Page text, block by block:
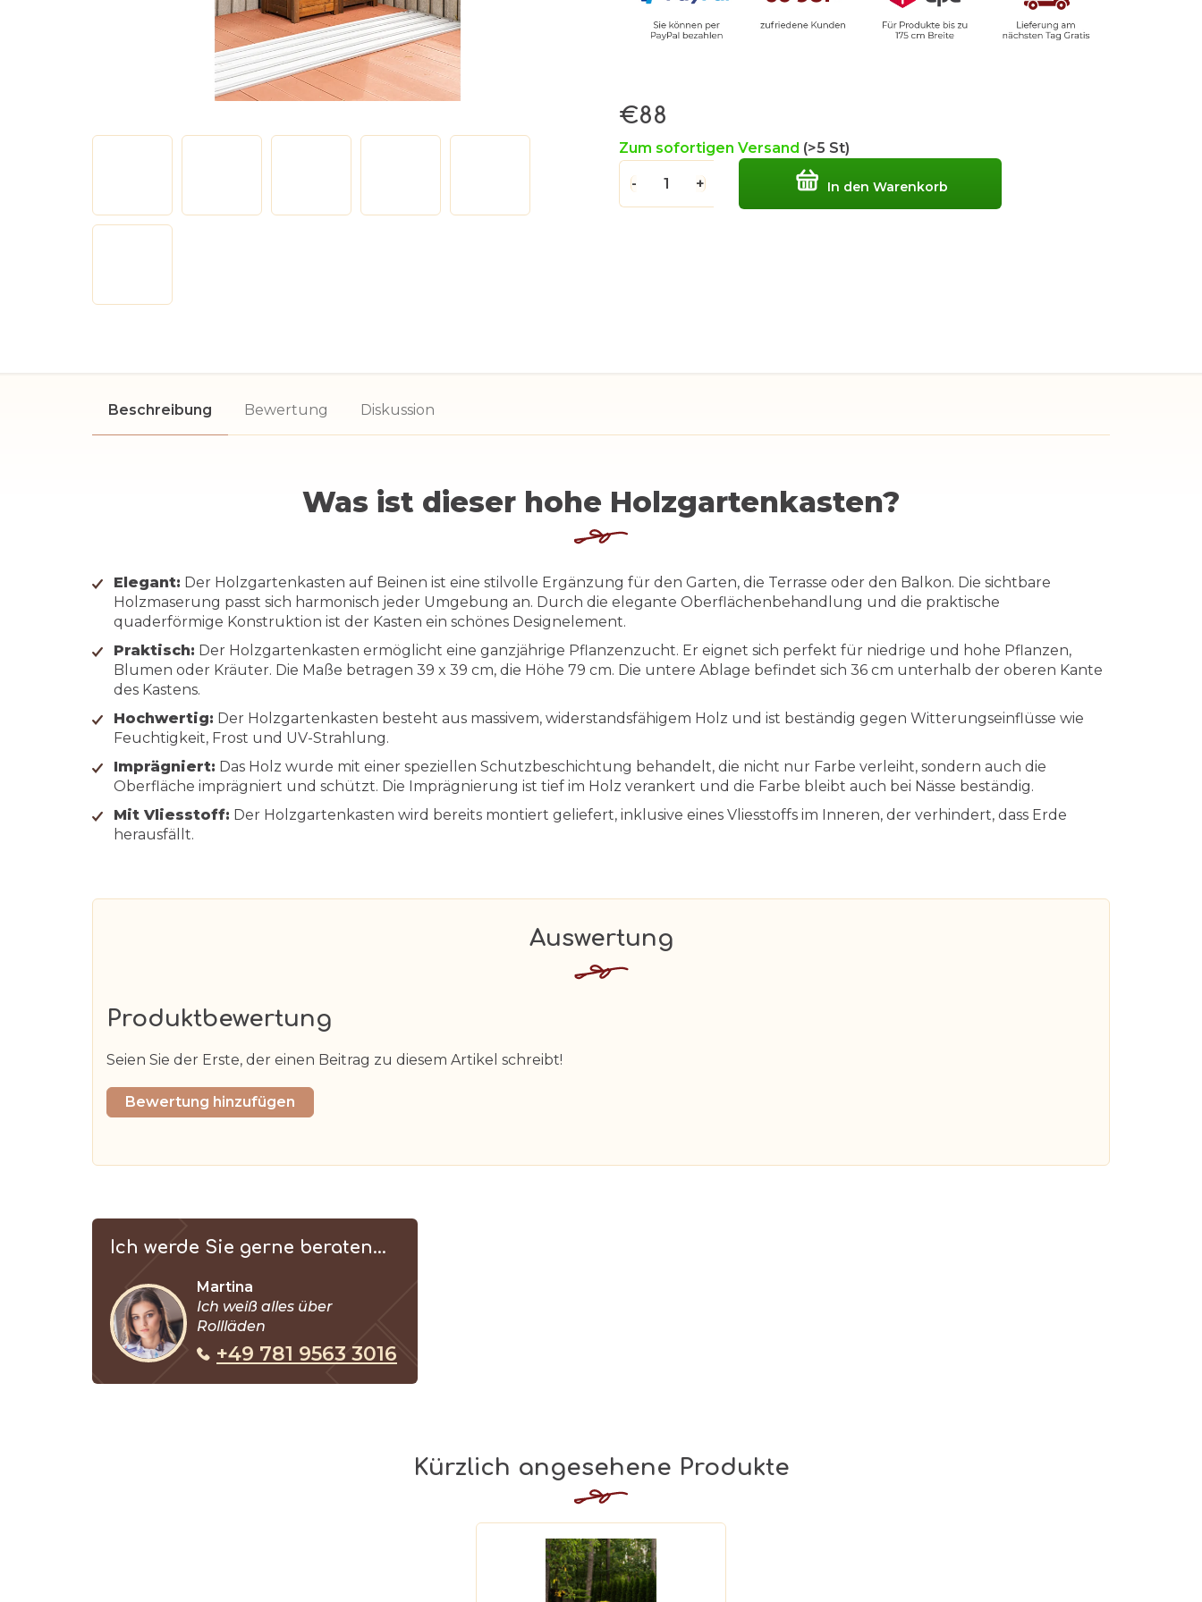
€88
Zum sofortigen Versand (>5 St)
In den Warenkorb
Beschreibung Bewertung Diskussion
Was ist dieser hohe Holzgartenkasten?
Elegant: Der Holzgartenkasten auf Beinen ist eine stilvolle Ergänzung für den Garten, die Terrasse oder den Balkon. Die sichtbare
Holzmaserung passt sich harmonisch jeder Umgebung an. Durch die elegante Oberflächenbehandlung und die praktische
quaderförmige Konstruktion ist der Kasten ein schönes Designelement.
Praktisch: Der Holzgartenkasten ermöglicht eine ganzjährige Pflanzenzucht. Er eignet sich perfekt für niedrige und hohe Pflanzen,
Blumen oder Kräuter. Die Maße betragen 39 x 39 cm, die Höhe 79 cm. Die untere Ablage befindet sich 36 cm unterhalb der oberen Kante
des Kastens.
Hochwertig: Der Holzgartenkasten besteht aus massivem, widerstandsfähigem Holz und ist beständig gegen Witterungseinflüsse wie
Feuchtigkeit, Frost und UV-Strahlung.
Imprägniert: Das Holz wurde mit einer speziellen Schutzbeschichtung behandelt, die nicht nur Farbe verleiht, sondern auch die
Oberfläche imprägniert und schützt. Die Imprägnierung ist tief im Holz verankert und die Farbe bleibt auch bei Nässe beständig.
Mit Vliesstoff: Der Holzgartenkasten wird bereits montiert geliefert, inklusive eines Vliesstoffs im Inneren, der verhindert, dass Erde
herausfällt.
Produktbewertung
Seien Sie der Erste, der einen Beitrag zu diesem Artikel schreibt!
Bewertung hinzufügen
Ich werde Sie gerne beraten...
Martina
Ich weiß alles über
Rollläden
+49 781 9563 3016
Kürzlich angesehene Produkte